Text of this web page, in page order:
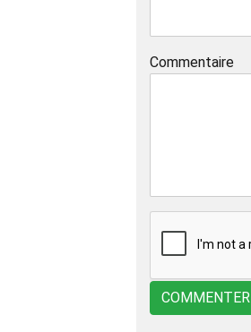
Commentaire
COMMENTER